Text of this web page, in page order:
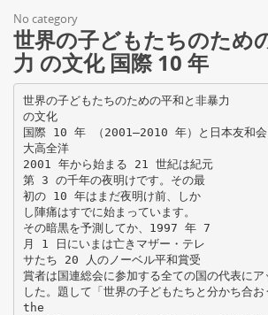
No category
世界の子どもたちのため
力 の文化 国際 10 年
世界の子どもたちのための平和と非暴力
の文化
国際 10 年 （2001―2010 年）と日本友和会
大高全洋
2001 年から始まる 21 世紀は紀元
第 3 の千年の夜明けです。その最
初の 10 年はまだ夜明け前、しか
し陣痛はすでに始まっています。
その暗黒を予測してか、1997 年 7
月 1 日にいまは亡きマザー・テレ
サたち 20 人のノーベル平和賞受
賞者は国連総会に参加する全ての国の代表にア
した。題して「世界の子どもたちと分かち
the